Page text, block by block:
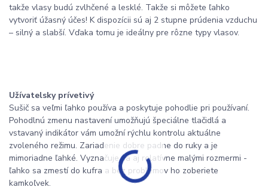
takže vlasy budú zvlhčené a lesklé. Takže si môžete ľahko
vytvoriť úžasný účes! K dispozícii sú aj 2 stupne prúdenia vzduchu
– silný a slabší. Vďaka tomu je ideálny pre rôzne typy vlasov.
Užívatelsky prívetivý
Sušič sa veľmi ľahko používa a poskytuje pohodlie pri používaní.
Pohodlnú zmenu nastavení umožňujú špeciálne tlačidlá a
vstavaný indikátor vám umožní rýchlu kontrolu aktuálne
zvoleného režimu. Zariadenie dobre padne do ruky a je
mimoriadne ľahké. Vyznačuje sa aj relatívne malými rozmermi -
ľahko sa zmestí do kufra a bez problémov ho zoberiete
kamkoľvek.